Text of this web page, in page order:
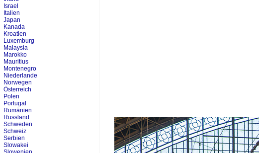
Israel
Italien
Japan
Kanada
Kroatien
Luxemburg
Malaysia
Marokko
Mauritius
Montenegro
Niederlande
Norwegen
Österreich
Polen
Portugal
Rumänien
Russland
Schweden
Schweiz
Serbien
Slowakei